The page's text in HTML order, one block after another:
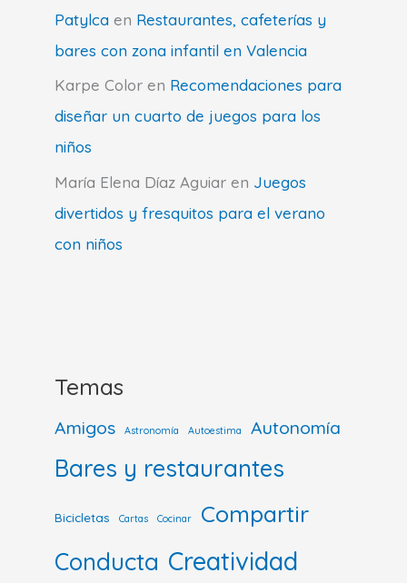
Patylca en Restaurantes, cafeterías y
bares con zona infantil en Valencia
Karpe Color en Recomendaciones para
diseñar un cuarto de juegos para los
niños
María Elena Díaz Aguiar en Juegos
divertidos y fresquitos para el verano
con niños
Temas
Amigos Astronomía Autoestima Autonomía
Bares y restaurantes
Bicicletas Cartas Cocinar Compartir
Conducta Creatividad